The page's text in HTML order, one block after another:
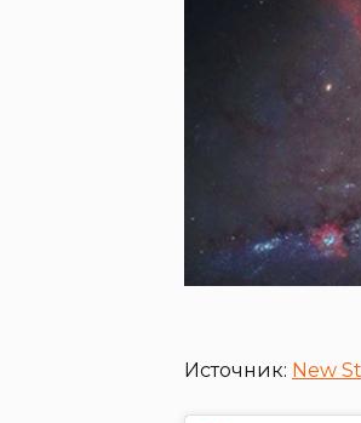
Источник: New